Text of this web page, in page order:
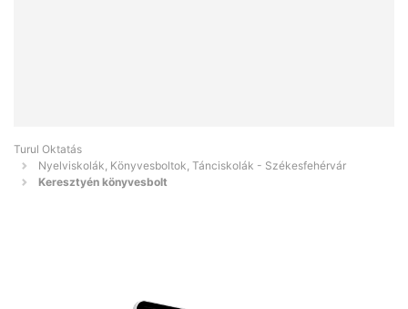
Turul Oktatás
Nyelviskolák, Könyvesboltok, Tánciskolák - Székesfehérvár
Keresztyén könyvesbolt